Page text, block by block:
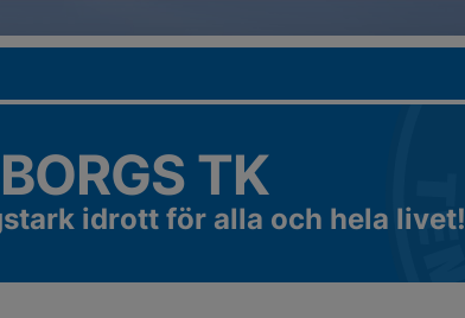
TK
idrott för alla och hela livet!